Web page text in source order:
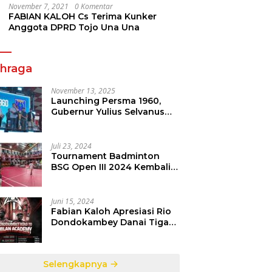
November 7, 2021 0 Komentar
FABIAN KALOH Cs Terima Kunker
Anggota DPRD Tojo Una Una
November 13, 2025
Launching Persma 1960,
Gubernur Yulius Selvanus
Melambai
Juli 23, 2024
Tournament Badminton
BSG Open III 2024 Kembali
Badminton SulutGo
Juni 15, 2024
Fabian Kaloh Apresiasi Rio
Dondokambey Danai Tiga
Selengkapnya